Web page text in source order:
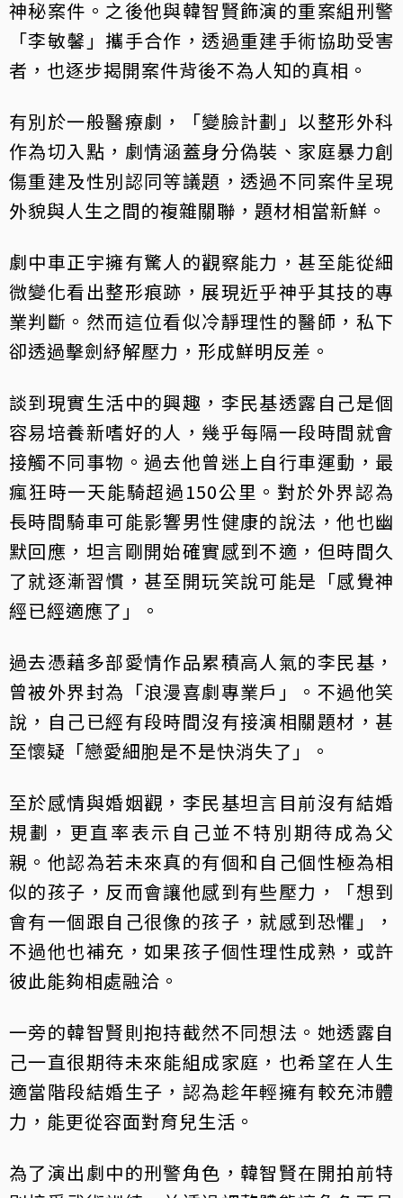
神秘案件。之後他與韓智賢飾演的重案組刑警
「李敏馨」攜手合作，透過重建手術協助受害
者，也逐步揭開案件背後不為人知的真相。
有別於一般醫療劇，「變臉計劃」以整形外科
作為切入點，劇情涵蓋身分偽裝、家庭暴力創
傷重建及性別認同等議題，透過不同案件呈現
外貌與人生之間的複雜關聯，題材相當新鮮。
劇中車正宇擁有驚人的觀察能力，甚至能從細
微變化看出整形痕跡，展現近乎神乎其技的專
業判斷。然而這位看似冷靜理性的醫師，私下
卻透過擊劍紓解壓力，形成鮮明反差。
談到現實生活中的興趣，李民基透露自己是個
容易培養新嗜好的人，幾乎每隔一段時間就會
接觸不同事物。過去他曾迷上自行車運動，最
瘋狂時一天能騎超過150公里。對於外界認為
長時間騎車可能影響男性健康的說法，他也幽
默回應，坦言剛開始確實感到不適，但時間久
了就逐漸習慣，甚至開玩笑說可能是「感覺神
經已經適應了」。
過去憑藉多部愛情作品累積高人氣的李民基，
曾被外界封為「浪漫喜劇專業戶」。不過他笑
說，自己已經有段時間沒有接演相關題材，甚
至懷疑「戀愛細胞是不是快消失了」。
至於感情與婚姻觀，李民基坦言目前沒有結婚
規劃，更直率表示自己並不特別期待成為父
親。他認為若未來真的有個和自己個性極為相
似的孩子，反而會讓他感到有些壓力，「想到
會有一個跟自己很像的孩子，就感到恐懼」，
不過他也補充，如果孩子個性理性成熟，或許
彼此能夠相處融洽。
一旁的韓智賢則抱持截然不同想法。她透露自
己一直很期待未來能組成家庭，也希望在人生
適當階段結婚生子，認為趁年輕擁有較充沛體
力，能更從容面對育兒生活。
為了演出劇中的刑警角色，韓智賢在開拍前特